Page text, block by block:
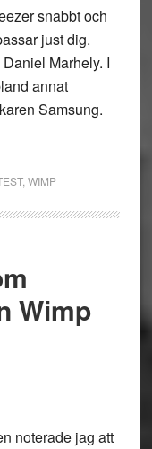
snabbt och
just dig.
Marhely. I
annat
Samsung.
, WIMP
Wimp
noterade jag att